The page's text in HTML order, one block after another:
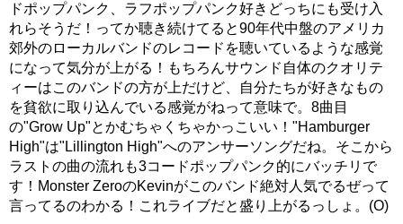
ドポップパンク、ラフポップパンク好きどっちにも受け入
れらそうだ！ってか聴き続けてると90年代中盤のアメリカ
郊外のローカルバンドのレコードを聴いているような感覚
になって気分が上がる！もちろんサウンド自体のクオリテ
ィーはこのバンドの方が上だけど、自分たちが好きなもの
を貧欲に取り込んでいる感覚がねって意味で。8曲目
の"Grow Up"とかむちゃくちゃかっこいい！"Hamburger
High"は"Lillington High"へのアンサーソングだね。そこから
ラストの曲の流れも3コードポップパンク的にバッチリで
す！Monster ZeroのKevinがこのバンド絶対人気でるぜって
言ってるのわかる！これライブだと盛り上がるっしょ。(O)